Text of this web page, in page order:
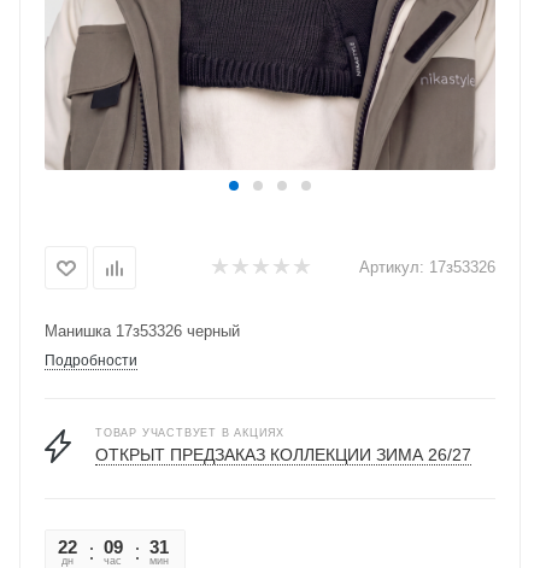
Артикул: 17з53326
Манишка 17з53326 черный
Подробности
ТОВАР УЧАСТВУЕТ В АКЦИЯХ
ОТКРЫТ ПРЕДЗАКАЗ КОЛЛЕКЦИИ ЗИМА 26/27
22
дн
09
час
31
мин